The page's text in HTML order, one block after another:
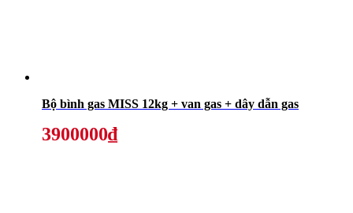
Bộ bình gas MISS 12kg + van gas + dây dẫn gas
3900000₫